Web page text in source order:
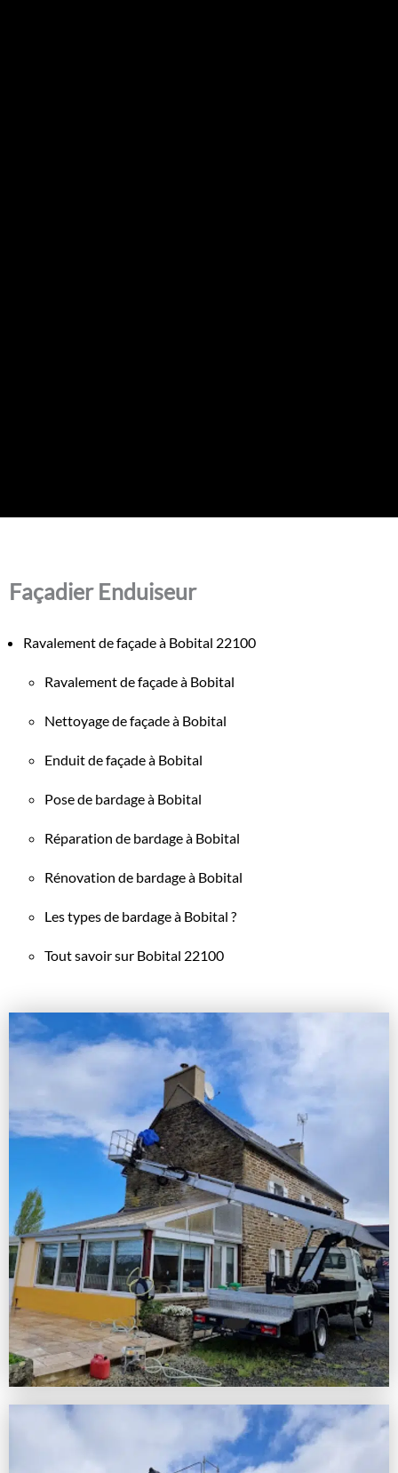
Façadier Enduiseur
Ravalement de façade à Bobital 22100
Ravalement de façade à Bobital
Nettoyage de façade à Bobital
Enduit de façade à Bobital
Pose de bardage à Bobital
Réparation de bardage à Bobital
Rénovation de bardage à Bobital
Les types de bardage à Bobital ?
Tout savoir sur Bobital 22100